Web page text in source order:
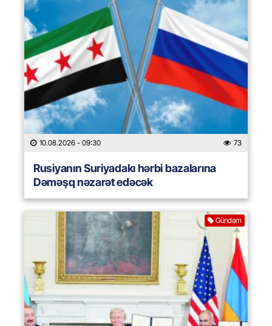
10.08.2026 - 09:30 73
Rusiyanın Suriyadakı hərbi bazalarına
Dəməşq nəzarət edəcək
Gündəm